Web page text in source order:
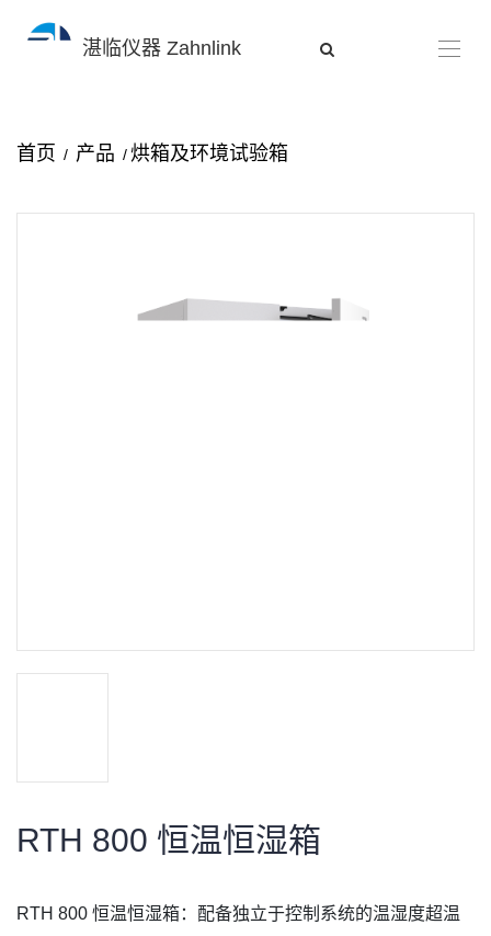
湛临仪器 Zahnlink
首页 产品 烘箱及环境试验箱
RTH 800 恒温恒湿箱
RTH 800 恒温恒湿箱：配备独立于控制系统的温湿度超温